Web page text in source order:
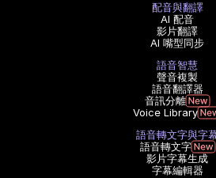
配音與翻譯
AI 配音
影片翻譯
AI 嘴型同步
語音智慧
聲音複製
語音翻譯器
音訊分離
Voice Library
語音轉文字與字
語音轉文字
影片字幕生成
字幕編輯器